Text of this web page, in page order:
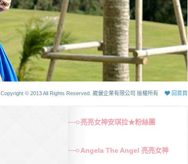
Copyright © 2013 All Rights Reserved. 崴儷企業有限公司 版權所有 回首頁
亮亮女神安琪拉★粉絲團
Angela The Angel 亮亮女神